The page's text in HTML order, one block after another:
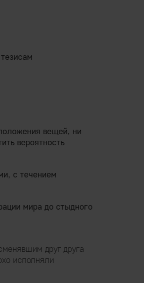
вещей, ни
вероятность
с течением
мира до стыдного
друг друга
исполняли